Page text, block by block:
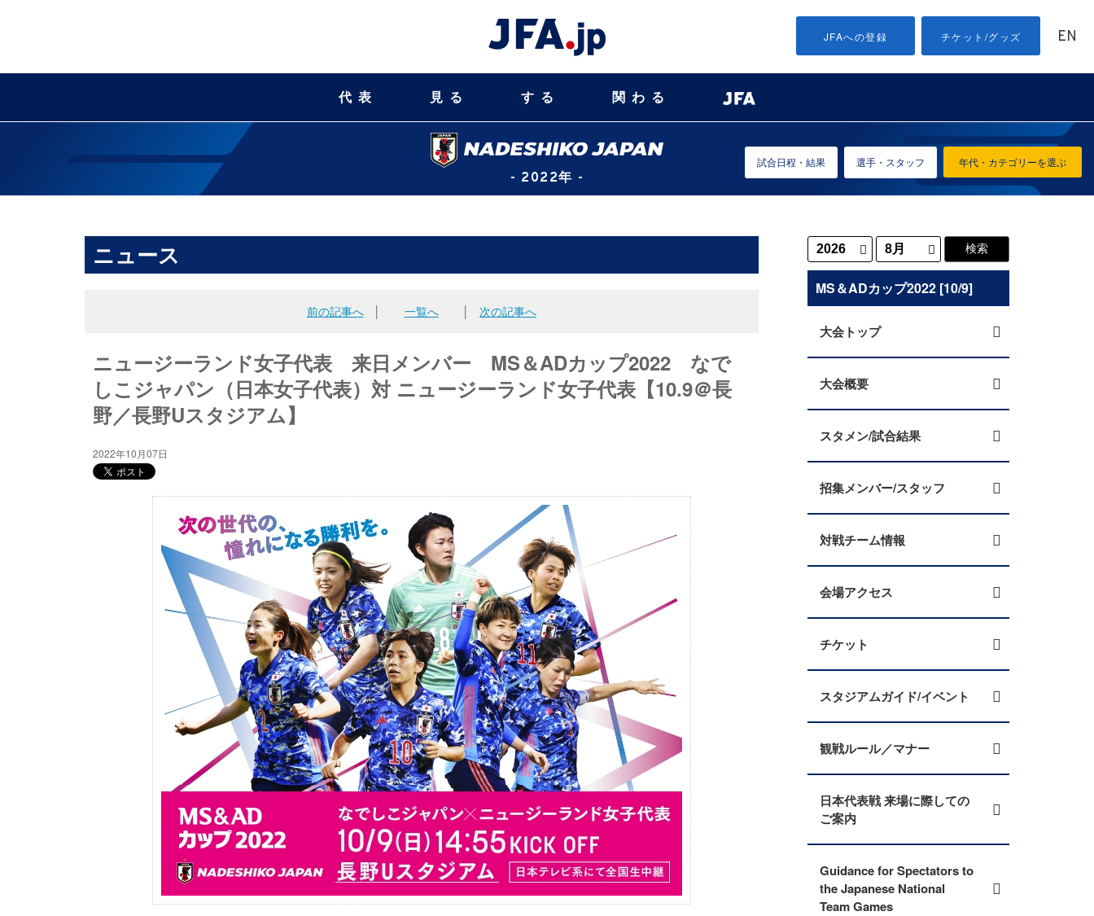
JFAへの登録 チケット/グッズ EN
代表 見る する 関わる
- 2022年 -
年代・カテゴリーを選ぶ
試合日程・結果 選手・スタッフ
ニュース
前の記事へ│ 一覧へ 次の記事へ
ニュージーランド女子代表 来日メンバー MS＆ADカップ2022 なで
しこジャパン（日本女子代表）対 ニュージーランド女子代表【10.9＠長
野／長野Uスタジアム】
2022年10月07日
MS＆ADカップ2022 [10/9]
大会トップ
大会概要
スタメン/試合結果
招集メンバー/スタッフ
対戦チーム情報
会場アクセス
チケット
スタジアムガイド/イベント
観戦ルール／マナー
日本代表戦 来場に際しての
ご案内
Guidance for Spectators to
the Japanese National
Team Games